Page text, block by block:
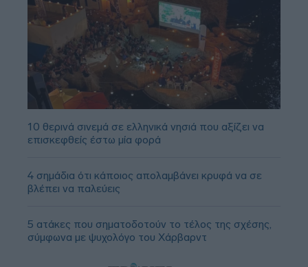
10 θερινά σινεμά σε ελληνικά νησιά που αξίζει να
επισκεφθείς έστω μία φορά
4 σημάδια ότι κάποιος απολαμβάνει κρυφά να σε
βλέπει να παλεύεις
5 ατάκες που σηματοδοτούν το τέλος της σχέσης,
σύμφωνα με ψυχολόγο του Χάρβαρντ